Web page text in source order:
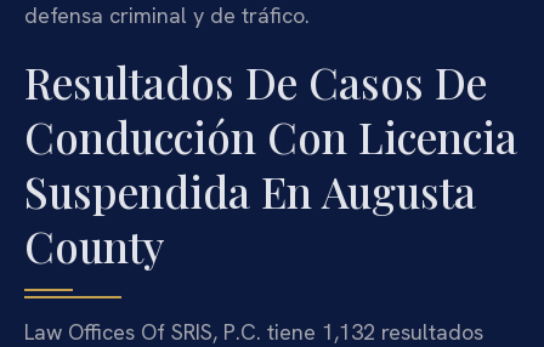
defensa criminal y de tráfico.
Resultados De Casos De
Conducción Con Licencia
Suspendida En Augusta
County
Law Offices Of SRIS, P.C. tiene 1,132 resultados